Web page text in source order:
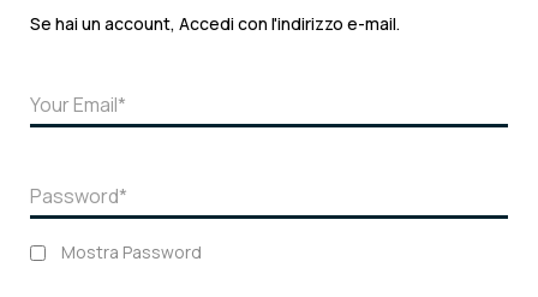
Se hai un account, Accedi con l'indirizzo e-mail.
Mostra Password